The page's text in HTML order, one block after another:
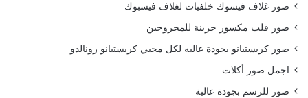
صور غلاف فيسوك خلفيات لغلاف فيسبوك
صور قلب مكسور حزينة للمجروحين
صور كريستيانو بجودة عاليه لكل محبي كريستيانو رونالدو
اجمل صور أكلات
صور للرسم بجودة عالية